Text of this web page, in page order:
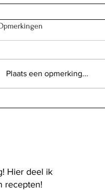
"Shirazi": Perzische salade
Plaats een opmerking...
Hier deel ik
recepten!